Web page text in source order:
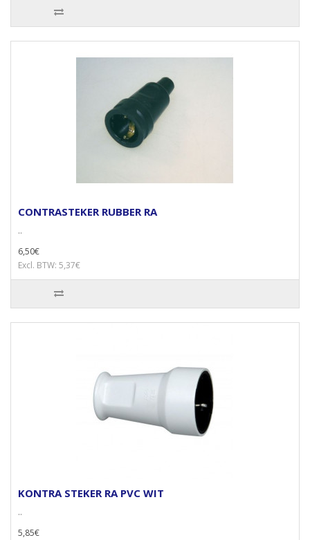
CONTRASTEKER RUBBER RA
..
6,50€
Excl. BTW: 5,37€
KONTRA STEKER RA PVC WIT
..
5,85€